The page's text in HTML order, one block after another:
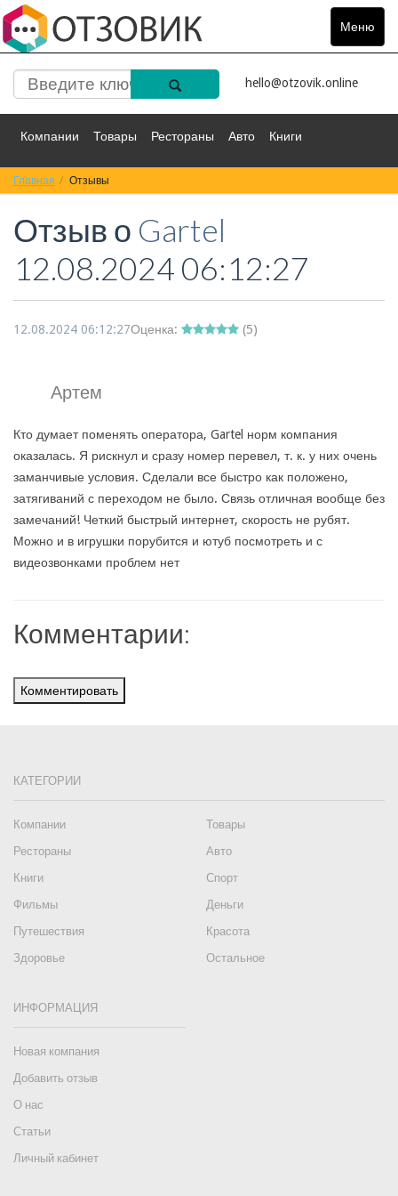
Меню
Toggle
hello@otzovik.online
Компании Товары Рестораны Авто Книги
Спорт Фильмы
Красота Здоровье Остальное
Главная Отзывы
Отзыв о Gartel
12.08.2024 06:12:27
12.08.2024 06:12:27Оценка: (5)
Артем
Кто думает поменять оператора, Gartel норм компания
оказалась. Я рискнул и сразу номер перевел, т. к. у них очень
заманчивые условия. Сделали все быстро как положено,
затягиваний с переходом не было. Связь отличная вообще без
замечаний! Четкий быстрый интернет, скорость не рубят.
Можно и в игрушки порубится и ютуб посмотреть и с
видеозвонками проблем нет
Комментарии:
Комментировать
КАТЕГОРИИ
Компании
Товары
Рестораны
Авто
Книги
Спорт
Фильмы
Деньги
Путешествия
Красота
Здоровье
Остальное
ИНФОРМАЦИЯ
Новая компания
Добавить отзыв
О нас
Статьи
Личный кабинет